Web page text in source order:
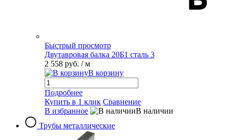
Быстрый просмотр
Двутавровая балка 20Б1 сталь 3
2 558 руб. / м
В корзину
Подробнее
Купить в 1 клик Сравнение
В избранное
В наличии
Трубы металлические